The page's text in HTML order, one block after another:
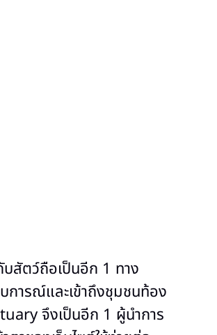
บสัตว์ถือเป็นอีก 1 ทาง
การณ์และเข้าถึงชุมชนท้อง
จึงเป็นอีก 1 ผู้นำการ